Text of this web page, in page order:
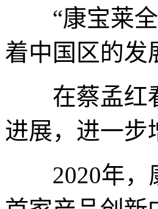
“康宝莱全
着中国区的发
在蔡孟红看
进展，进一步
2020年，康